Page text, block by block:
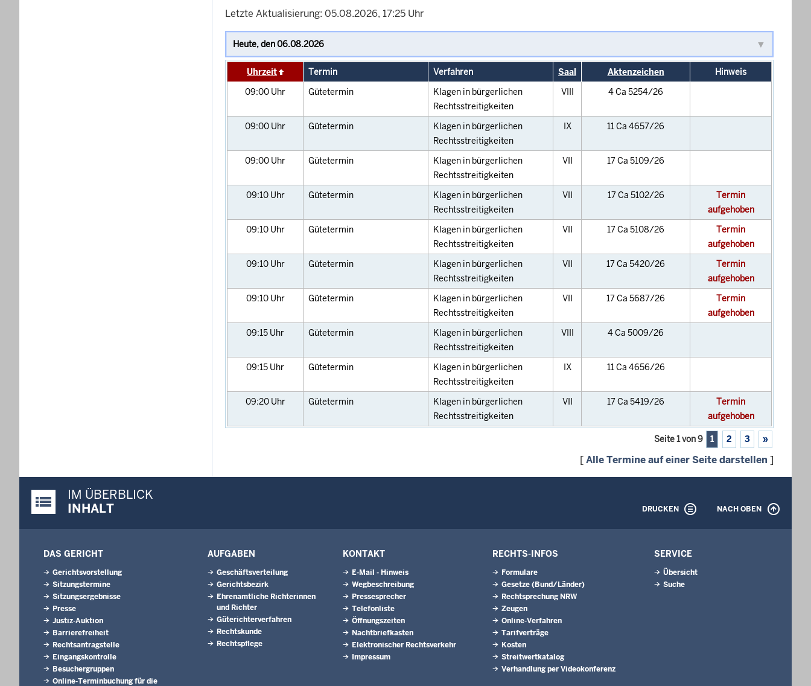
Letzte Aktualisierung: 05.08.2026, 17:25 Uhr
Uhrzeit Termin Verfahren Saal Aktenzeichen
Hinweis
09:00 Uhr Gütetermin
Klagen in bürgerlichen
Rechtsstreitigkeiten
VIII 4 Ca 5254/26
09:00 Uhr Gütetermin
Klagen in bürgerlichen
Rechtsstreitigkeiten
IX 11 Ca 4657/26
09:00 Uhr Gütetermin
Klagen in bürgerlichen
Rechtsstreitigkeiten
VII 17 Ca 5109/26
09:10 Uhr Gütetermin
Klagen in bürgerlichen
Rechtsstreitigkeiten
VII 17 Ca 5102/26
Termin
aufgehoben
09:10 Uhr Gütetermin
Klagen in bürgerlichen
Rechtsstreitigkeiten
VII 17 Ca 5108/26
Termin
aufgehoben
09:10 Uhr Gütetermin
Klagen in bürgerlichen
Rechtsstreitigkeiten
VII 17 Ca 5420/26
Termin
aufgehoben
09:10 Uhr Gütetermin
Klagen in bürgerlichen
Rechtsstreitigkeiten
VII 17 Ca 5687/26
Termin
aufgehoben
09:15 Uhr Gütetermin
Klagen in bürgerlichen
Rechtsstreitigkeiten
VIII 4 Ca 5009/26
09:15 Uhr Gütetermin
Klagen in bürgerlichen
Rechtsstreitigkeiten
IX 11 Ca 4656/26
09:20 Uhr Gütetermin
Klagen in bürgerlichen
Rechtsstreitigkeiten
VII 17 Ca 5419/26
Termin
aufgehoben
Seite 1 von 9 1 2 3 »
[Alle Termine auf einer Seite darstellen ]
Justiz-Portal im Überblick:
IM ÜBERBLICK
INHALT
DRUCKEN NACH OBEN
DAS GERICHT
Gerichtsvorstellung
Sitzungstermine
Sitzungsergebnisse
Presse
Justiz-Auktion
Barrierefreiheit
Rechtsantragstelle
Eingangskontrolle
Besuchergruppen
Online-Terminbuchung für die
AUFGABEN
Geschäftsverteilung
Gerichtsbezirk
Ehrenamtliche Richterinnen
und Richter
Güterichterverfahren
Rechtskunde
Rechtspflege
KONTAKT
E-Mail - Hinweis
Wegbeschreibung
Pressesprecher
Telefonliste
Öffnungszeiten
Nachtbriefkasten
Elektronischer Rechtsverkehr
Impressum
RECHTS-INFOS
Formulare
Gesetze (Bund/Länder)
Rechtsprechung NRW
Zeugen
Online-Verfahren
Tarifverträge
Kosten
Streitwertkatalog
Verhandlung per Videokonferenz
SERVICE
Übersicht
Suche